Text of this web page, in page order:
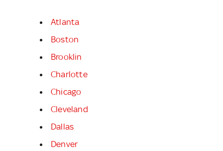
Atlanta
Boston
Brooklin
Charlotte
Chicago
Cleveland
Dallas
Denver